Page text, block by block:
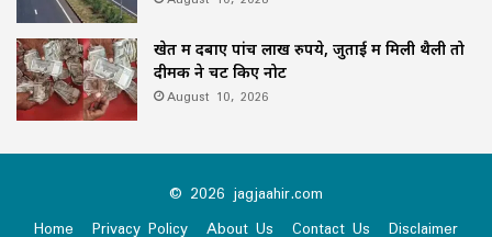
खेत में दबाए पांच लाख रुपये, जुताई में मिली थैली तो
दीमक ने चट किए नोट
August 10, 2026
© 2026 jagjaahir.com
Home
Privacy Policy About Us Contact Us Disclaimer